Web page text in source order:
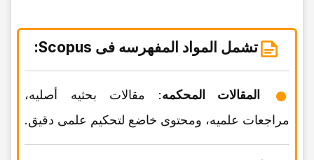
تشمل المواد المفهرسه فی Scopus:
المقالات المحکمه: مقالات بحثیه أصلیه،
مراجعات علمیه، ومحتوى خاضع لتحکیم علمی دقیق.